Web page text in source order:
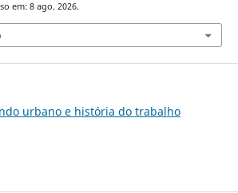
em: 8 ago. 2026.
urbano e história do trabalho